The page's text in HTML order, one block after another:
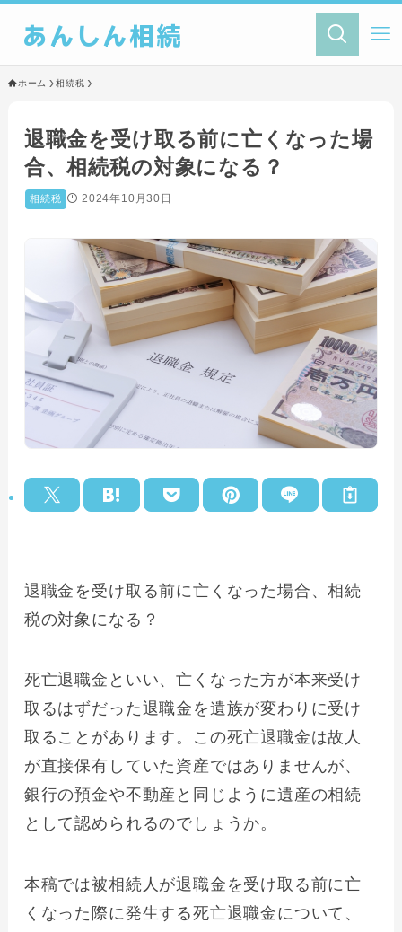
あんしん相続
ホーム 相続税
退職金を受け取る前に亡くなった場
合、相続税の対象になる？
相続税 2024年10月30日
退職金を受け取る前に亡くなった場合、相続
税の対象になる？
死亡退職金といい、亡くなった方が本来受け
取るはずだった退職金を遺族が変わりに受け
取ることがあります。この死亡退職金は故人
が直接保有していた資産ではありませんが、
銀行の預金や不動産と同じように遺産の相続
として認められるのでしょうか。
本稿では被相続人が退職金を受け取る前に亡
くなった際に発生する死亡退職金について、